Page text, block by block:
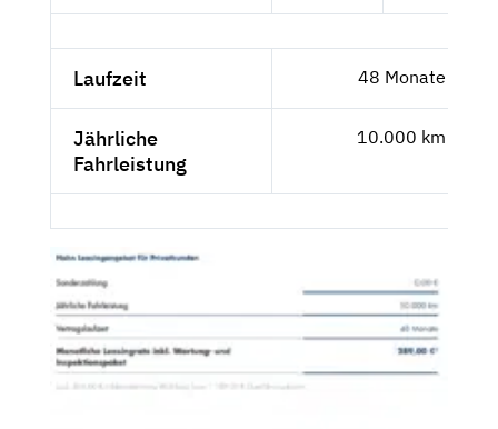
Laufzeit 48 Monate
Jährliche
Fahrleistung
10.000 km